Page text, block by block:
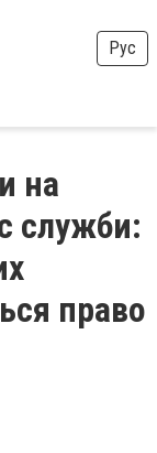
Рус
на
служби:
право